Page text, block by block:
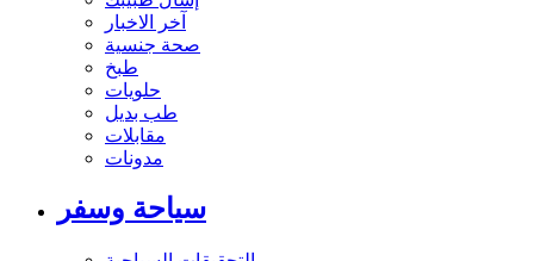
آخر الاخبار
صحة جنسية
طبخ
حلويات
طب بديل
مقابلات
مدونات
سياحة وسفر